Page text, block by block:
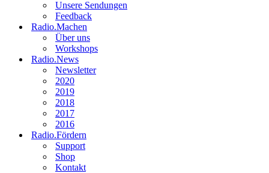
Unsere Sendungen
Feedback
Radio.Machen
Über uns
Workshops
Radio.News
Newsletter
2020
2019
2018
2017
2016
Radio.Fördern
Support
Shop
Kontakt